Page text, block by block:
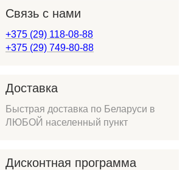
Связь с нами
+375 (29) 118-08-88
+375 (29) 749-80-88
Доставка
Быстрая доставка по Беларуси в
ЛЮБОЙ населенный пункт
Дисконтная программа